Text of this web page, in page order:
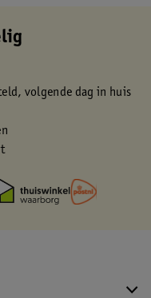
volgende dag in huis